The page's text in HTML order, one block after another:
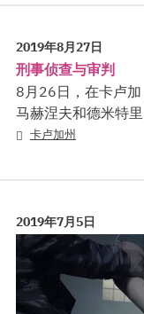
2019年8月27日
刑事侦查与审判
8月26日，在卡卢加
马赫涅夫和德米特
卡卢加州
2019年7月5日